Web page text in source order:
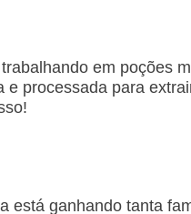
em poções
processada para
está ganhando tanta